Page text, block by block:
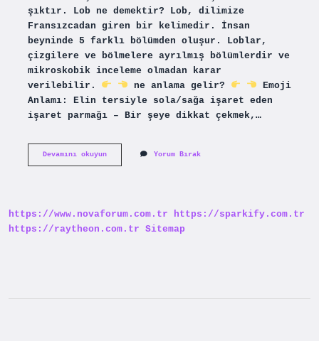
şıktır. Lob ne demektir? Lob, dilimize
Fransızcadan giren bir kelimedir. İnsan
beyninde 5 farklı bölümden oluşur. Loblar,
çizgilere ve bölmelere ayrılmış bölümlerdir ve
mikroskobik inceleme olmadan karar
verilebilir.
ne anlama gelir?
Emoji
Anlamı: Elin tersiyle sola/sağa işaret eden
işaret parmağı – Bir şeye dikkat çekmek,…
Devamını okuyunLop
Yorum Bırak
https://www.novaforum.com.tr
https://sparkify.com.tr
https://raytheon.com.tr Sitemap